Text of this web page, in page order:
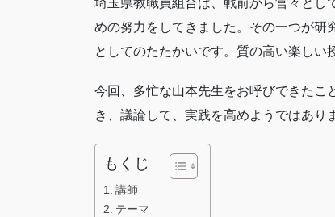
埼玉県教職員組合は、戦前から営々とし
めの努力をしてきました。その一つが研
としてのたたかいです。質の高い楽しい
今回、多忙な山本先生をお呼びできたこ
き、議論して、実践を高めようではあり
もくじ
講師
テーマ